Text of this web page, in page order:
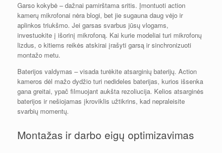
Garso kokybė – dažnai pamirštama sritis. Įmontuoti action
kamerų mikrofonai nėra blogi, bet jie sugauna daug vėjo ir
aplinkos triukšmo. Jei garsas svarbus jūsų vlogams,
investuokite į išorinį mikrofoną. Kai kurie modeliai turi mikrofonų
lizdus, o kitiems reikės atskirai įrašyti garsą ir sinchronizuoti
montažo metu.
Baterijos valdymas – visada turėkite atsarginių baterijų. Action
kameros dėl mažo dydžio turi nedideles baterijas, kurios išsenka
gana greitai, ypač filmuojant aukšta rezoliucija. Kelios atsarginės
baterijos ir nešiojamas įkroviklis užtikrins, kad nepraleisite
svarbių momentų.
Montažas ir darbo eigų optimizavimas